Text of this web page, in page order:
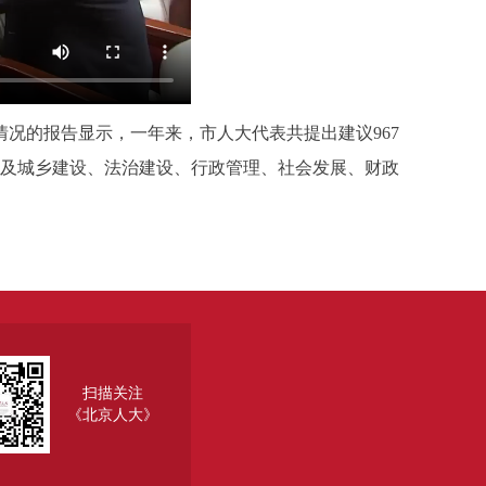
的报告显示，一年来，市人大代表共提出建议967
城乡建设、法治建设、行政管理、社会发展、财政
扫描关注
《北京人大》